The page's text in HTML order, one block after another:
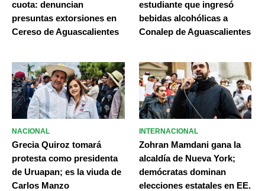
cuota: denuncian
presuntas extorsiones en
Cereso de Aguascalientes
estudiante que ingresó
bebidas alcohólicas a
Conalep de Aguascalientes
NACIONAL
Grecia Quiroz tomará
protesta como presidenta
de Uruapan; es la viuda de
Carlos Manzo
INTERNACIONAL
Zohran Mamdani gana la
alcaldía de Nueva York;
demócratas dominan
elecciones estatales en EE.